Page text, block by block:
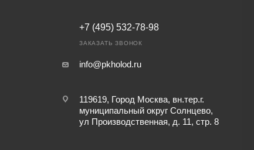
+7 (495) 532-78-98
ЗАКАЗАТЬ ЗВОНОК
info@pkholod.ru
119619, Город Москва, вн.тер.г.
муниципальный округ Солнцево,
ул Производственная, д. 11, стр. 8